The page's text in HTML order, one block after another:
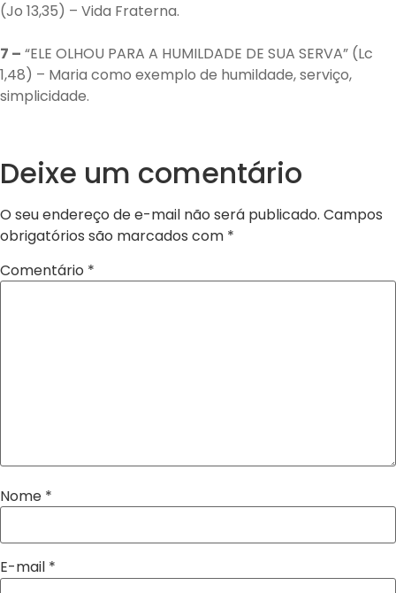
(Jo 13,35) – Vida Fraterna.
7 – “ELE OLHOU PARA A HUMILDADE DE SUA SERVA” (Lc
1,48) – Maria como exemplo de humildade, serviço,
simplicidade.
Deixe um comentário
O seu endereço de e-mail não será publicado. Campos
obrigatórios são marcados com *
Comentário *
Nome *
E-mail *